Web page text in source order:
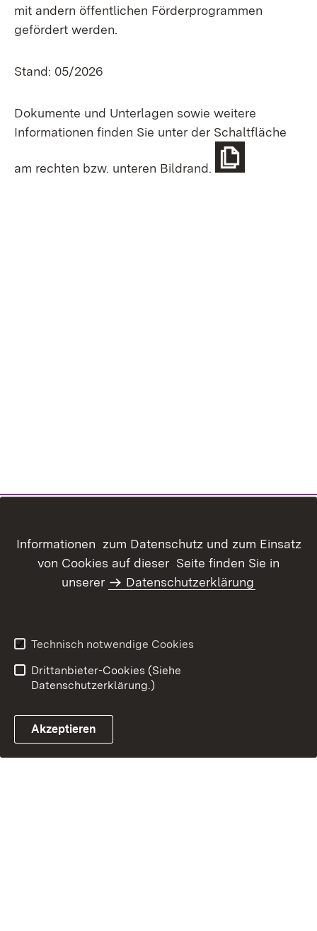
mit andern öffentlichen Förderprogrammen
gefördert werden.
Stand: 05/2026
Dokumente und Unterlagen sowie weitere
Informationen finden Sie unter der Schaltfläche
am rechten bzw. unteren Bildrand.
Barrierefreiheit
Benutzungshinweise
Impressum
Informationen zum Datenschutz und zum Einsatz
von Cookies auf dieser Seite finden Sie in
unserer
Datenschutzerklärung
Technisch notwendige Cookies
Drittanbieter-Cookies (Siehe
Datenschutzerklärung.)
Akzeptieren